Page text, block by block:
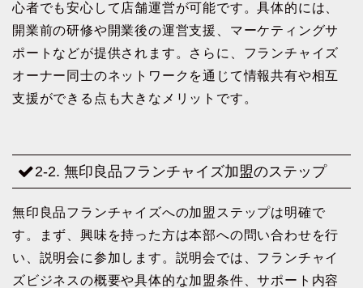
心者でも安心して店舗運営が可能です。具体的には、
開業前の研修や開業後の運営支援、マーケティングサ
ポートなどが提供されます。さらに、フランチャイズ
オーナー同士のネットワークを通じて情報共有や相互
支援ができる点も大きなメリットです。
2-2. 無印良品フランチャイズ加盟のステップ
無印良品フランチャイズへの加盟ステップは明確で
す。まず、興味を持った方は本部への問い合わせを行
い、説明会に参加します。説明会では、フランチャイ
ズビジネスの概要や具体的な加盟条件、サポート内容